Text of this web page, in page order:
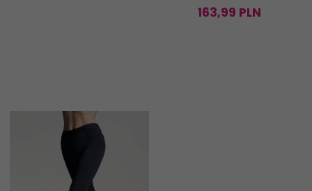
163,99 PLN